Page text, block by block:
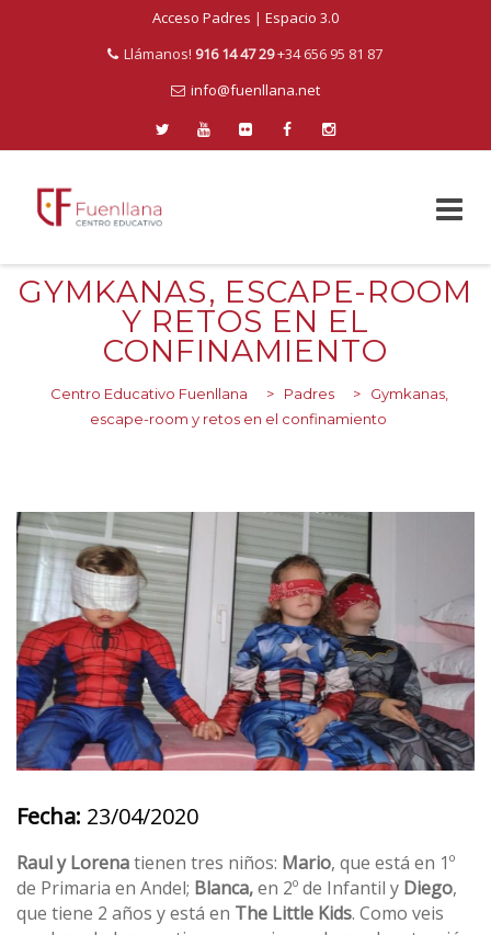
Acceso Padres | Espacio 3.0
Llámanos! 916 14 47 29+34 656 95 81 87
info@fuenllana.net
Skip
to
GYMKANAS, ESCAPE-ROOM
Y RETOS EN EL
CONFINAMIENTO
Centro Educativo Fuenllana > Padres >
Gymkanas,
escape-room y retos en el confinamiento
Fecha: 23/04/2020
Raul y Lorenatienen tres niños: Mario, que está en 1º
de Primaria en Andel; Blanca,en 2º de Infantil y Diego,
que tiene 2 años y está en The Little Kids. Como veis